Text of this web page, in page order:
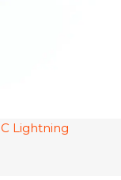
Lightning